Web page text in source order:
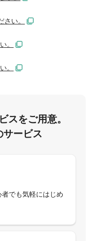
い。
。
。
スをご用意。
サービス
でも気軽にはじめ